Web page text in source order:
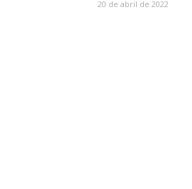
20 de abril de 2022